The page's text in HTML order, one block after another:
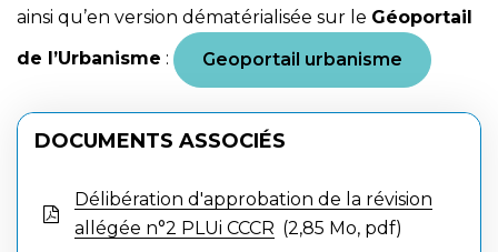
ainsi qu’en version dématérialisée sur le Géoportail
de l’Urbanisme : Geoportail urbanisme
DOCUMENTS ASSOCIÉS
Délibération d'approbation de la révision
allégée n°2 PLUi CCCR
2,85 Mo, pdf